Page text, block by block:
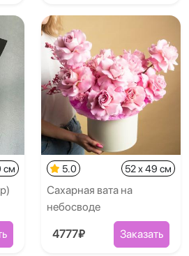
см 5.0 52 x 49 см
Сахарная вата на
небосводе
4777₽ Заказать